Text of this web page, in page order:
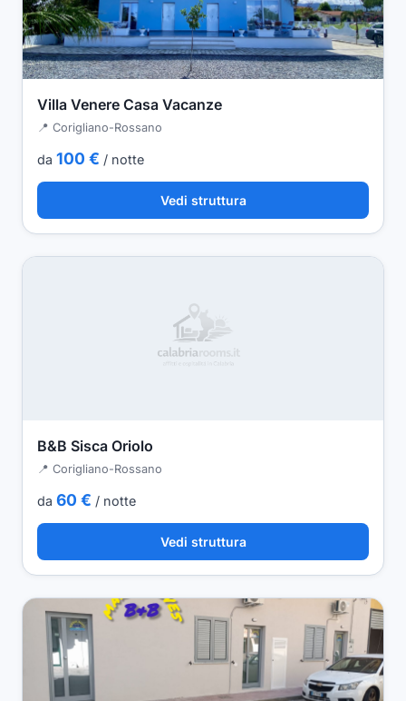
Villa Venere Casa Vacanze
📍 Corigliano-Rossano
da 100 € / notte
Vedi struttura
B&B Sisca Oriolo
📍 Corigliano-Rossano
da 60 € / notte
Vedi struttura